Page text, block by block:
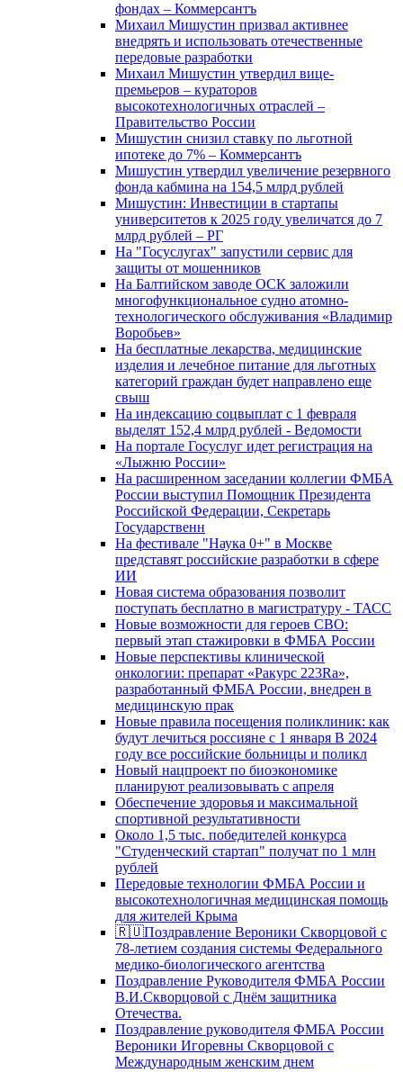
фондах – Коммерсантъ
Михаил Мишустин призвал активнее
внедрять и использовать отечественные
передовые разработки
Михаил Мишустин утвердил вице-
премьеров – кураторов
высокотехнологичных отраслей –
Правительство России
Мишустин снизил ставку по льготной
ипотеке до 7% – Коммерсантъ
Мишустин утвердил увеличение резервного
фонда кабмина на 154,5 млрд рублей
Мишустин: Инвестиции в стартапы
университетов к 2025 году увеличатся до 7
млрд рублей – РГ
На "Госуслугах" запустили сервис для
защиты от мошенников
На Балтийском заводе ОСК заложили
многофункциональное судно атомно-
технологического обслуживания «Владимир
Воробьев»
На бесплатные лекарства, медицинские
изделия и лечебное питание для льготных
категорий граждан будет направлено еще
свыш
На индексацию соцвыплат с 1 февраля
выделят 152,4 млрд рублей - Ведомости
На портале Госуслуг идет регистрация на
«Лыжню России»
На расширенном заседании коллегии ФМБА
России выступил Помощник Президента
Российской Федерации, Секретарь
Государственн
На фестивале "Наука 0+" в Москве
представят российские разработки в сфере
ИИ
Новая система образования позволит
поступать бесплатно в магистратуру - ТАСС
Новые возможности для героев СВО:
первый этап стажировки в ФМБА России
Новые перспективы клинической
онкологии: препарат «Ракурс 223Ra»,
разработанный ФМБА России, внедрен в
медицинскую прак
Новые правила посещения поликлиник: как
будут лечиться россияне с 1 января В 2024
году все российские больницы и поликл
Новый нацпроект по биоэкономике
планируют реализовывать с апреля
Обеспечение здоровья и максимальной
спортивной результативности
Около 1,5 тыс. победителей конкурса
"Студенческий стартап" получат по 1 млн
рублей
Передовые технологии ФМБА России и
высокотехнологичная медицинская помощь
для жителей Крыма
🇷🇺Поздравление Вероники Скворцовой с
78-летием создания системы Федерального
медико-биологического агентства
Поздравление Руководителя ФМБА России
В.И.Скворцовой с Днём защитника
Отечества.
Поздравление руководителя ФМБА России
Вероники Игоревны Скворцовой с
Международным женским днем